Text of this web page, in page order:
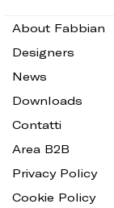
About Fabbian
Designers
News
Downloads
Contatti
Area B2B
Privacy Policy
Cookie Policy